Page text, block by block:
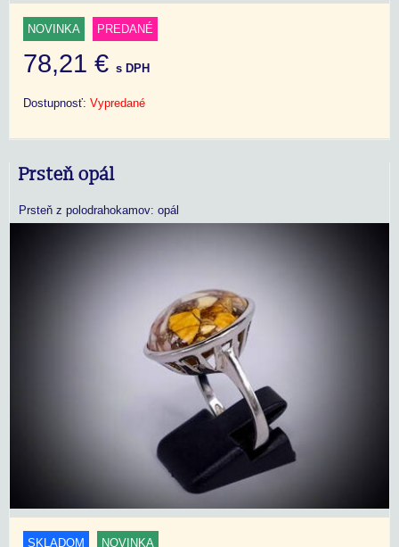
NOVINKA PREDANÉ
78,21 € s DPH
Dostupnosť: Vypredané
Prsteň opál
Prsteň z polodrahokamov: opál
SKLADOM NOVINKA